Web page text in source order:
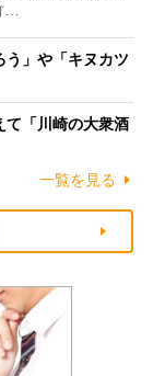
う」や「キヌカツ
て「川崎の大衆酒
一覧を見る